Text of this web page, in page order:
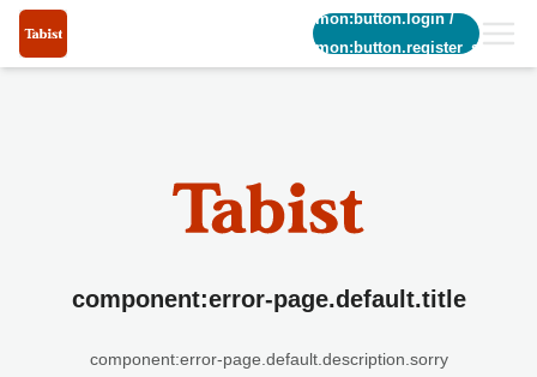
common:button.login/
common:button.register_short
component:error-page.default.title
component:error-page.default.description.sorry